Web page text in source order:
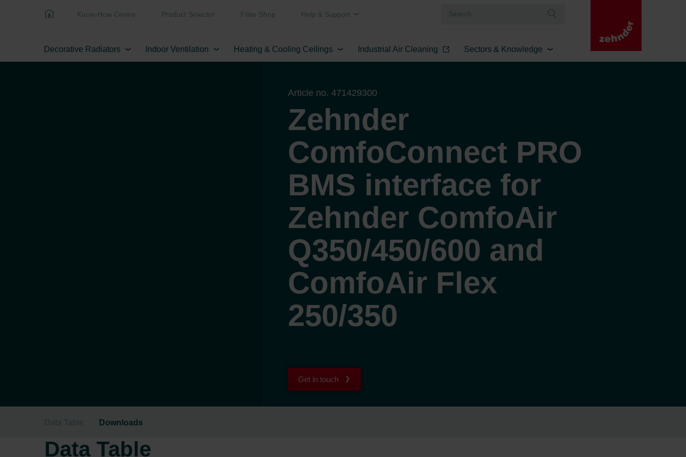
Know-How Centre Product Selector Filter Shop Help & Support
Decorative Radiators Indoor Ventilation Heating & Cooling Ceilings Industrial Air Cleaning Sectors & Knowledge
Article no. 471429300
Zehnder
ComfoConnect PRO
BMS interface for
Zehnder ComfoAir
Q350/450/600 and
ComfoAir Flex
250/350
Get in touch
Data Table Downloads
Data Table